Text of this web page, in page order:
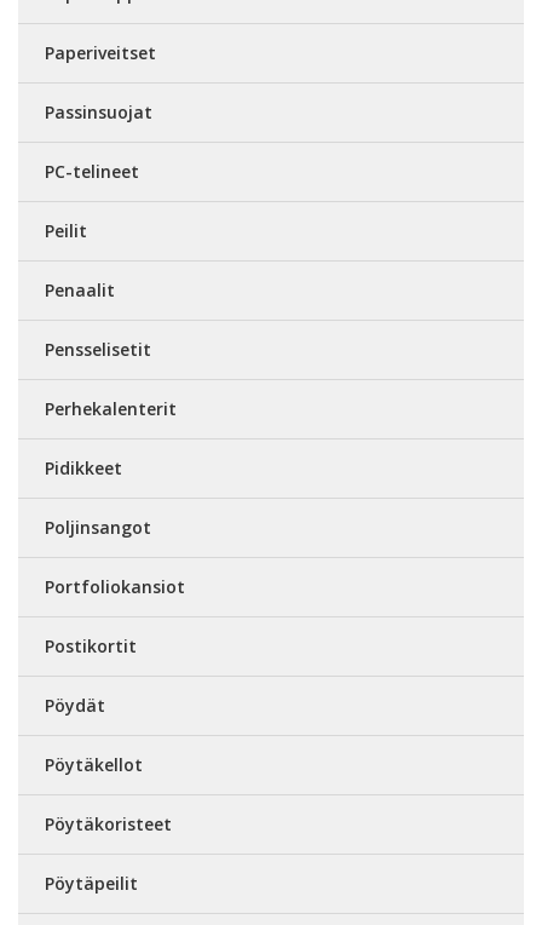
Paperiveitset
Passinsuojat
PC-telineet
Peilit
Penaalit
Pensselisetit
Perhekalenterit
Pidikkeet
Poljinsangot
Portfoliokansiot
Postikortit
Pöydät
Pöytäkellot
Pöytäkoristeet
Pöytäpeilit